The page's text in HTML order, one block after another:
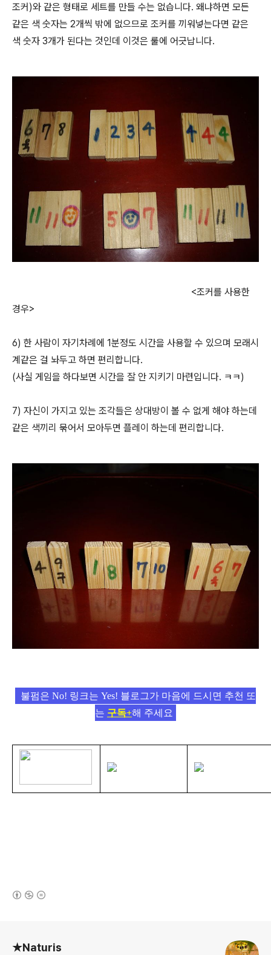
조커)와 같은 형태로 세트를 만들 수는 없습니다. 왜냐하면 모든
같은 색 숫자는 2개씩 밖에 없으므로 조커를 끼워넣는다면 같은
색 숫자 3개가 된다는 것인데 이것은 룰에 어긋납니다.
<조커를 사용한
경우>
6) 한 사람이 자기차례에 1분정도 시간을 사용할 수 있으며 모래시
계같은 걸 놔두고 하면 편리합니다.
(사실 게임을 하다보면 시간을 잘 안 지키기 마련입니다. ㅋㅋ)
7) 자신이 가지고 있는 조각들은 상대방이 볼 수 없게 해야 하는데
같은 색끼리 묶어서 모아두면 플레이 하는데 편리합니다.
불펌은 No! 링크는 Yes! 블로그가 마음에 드시면 추천 또
는 구독+해 주세요
★Naturis